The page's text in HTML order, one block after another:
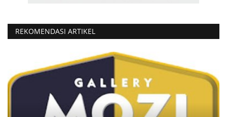
REKOMENDASI ARTIKEL